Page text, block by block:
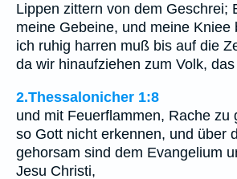
Lippen zittern von dem Geschrei;
meine Gebeine, und meine Kniee
ich ruhig harren muß bis auf die
da wir hinaufziehen zum Volk,
2.Thessalonicher 1:8
und mit Feuerflammen, Rache zu
so Gott nicht erkennen, und über
gehorsam sind dem Evangelium
Jesu Christi,